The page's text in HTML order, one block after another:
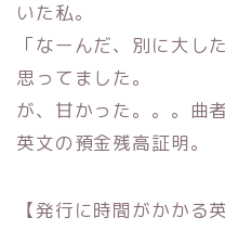
いた私。
「なーんだ、別に大し
思ってました。
が、甘かった。。。曲
英文の預金残高証明。
【発行に時間がかかる